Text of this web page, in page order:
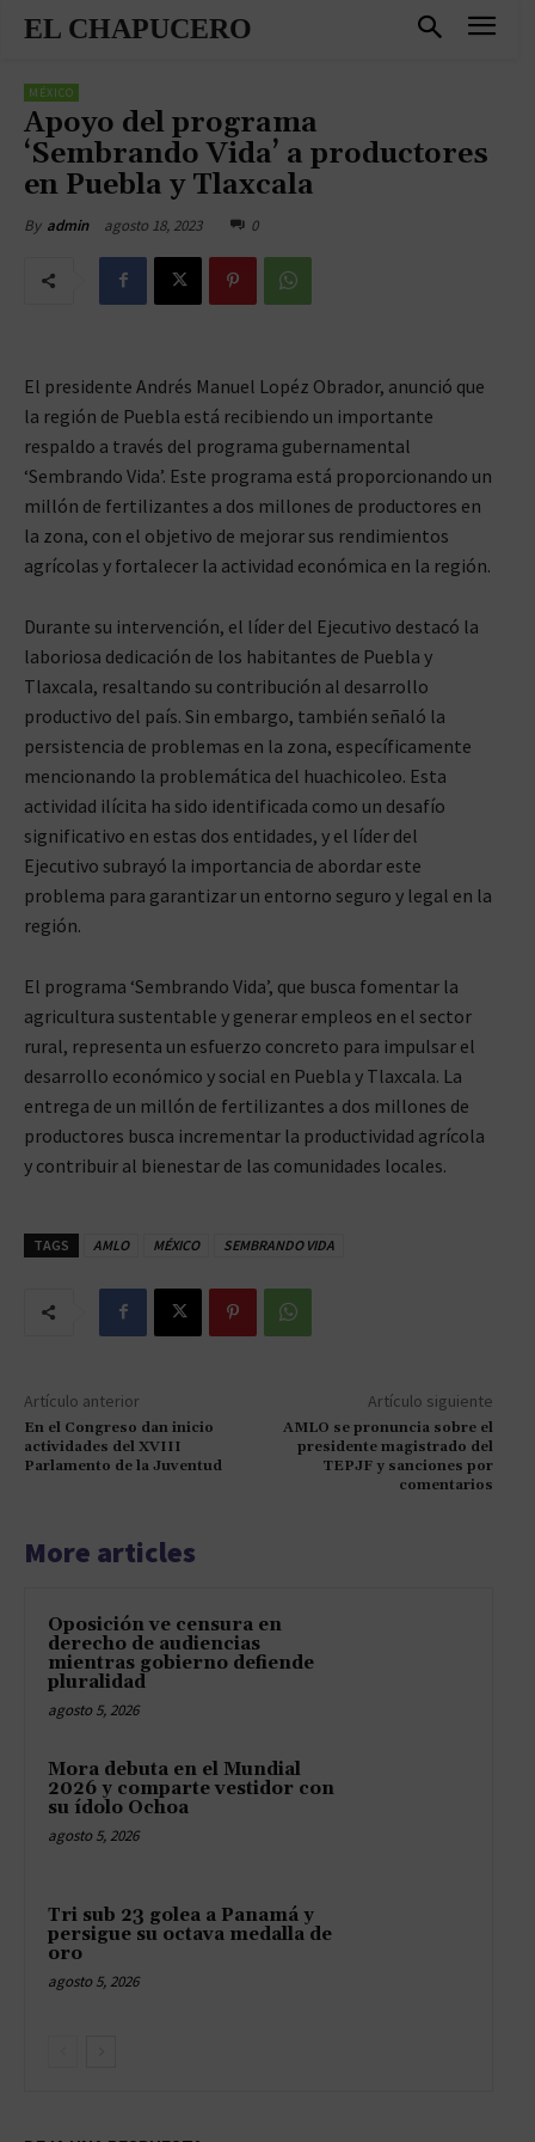
EL CHAPUCERO
MÉXICO
Apoyo del programa
‘Sembrando Vida’ a productores
en Puebla y Tlaxcala
By admin agosto 18, 2023 0
El presidente Andrés Manuel Lopéz Obrador, anunció que
la región de Puebla está recibiendo un importante
respaldo a través del programa gubernamental
‘Sembrando Vida’. Este programa está proporcionando un
millón de fertilizantes a dos millones de productores en
la zona, con el objetivo de mejorar sus rendimientos
agrícolas y fortalecer la actividad económica en la región.
Durante su intervención, el líder del Ejecutivo destacó la
laboriosa dedicación de los habitantes de Puebla y
Tlaxcala, resaltando su contribución al desarrollo
productivo del país. Sin embargo, también señaló la
persistencia de problemas en la zona, específicamente
mencionando la problemática del huachicoleo. Esta
actividad ilícita ha sido identificada como un desafío
significativo en estas dos entidades, y el líder del
Ejecutivo subrayó la importancia de abordar este
problema para garantizar un entorno seguro y legal en la
región.
El programa ‘Sembrando Vida’, que busca fomentar la
agricultura sustentable y generar empleos en el sector
rural, representa un esfuerzo concreto para impulsar el
desarrollo económico y social en Puebla y Tlaxcala. La
entrega de un millón de fertilizantes a dos millones de
productores busca incrementar la productividad agrícola
y contribuir al bienestar de las comunidades locales.
TAGS AMLO MÉXICO SEMBRANDO VIDA
Artículo anterior
En el Congreso dan inicio
actividades del XVIII
Parlamento de la Juventud
Artículo siguiente
AMLO se pronuncia sobre el
presidente magistrado del
TEPJF y sanciones por
comentarios
More articles
Oposición ve censura en
derecho de audiencias
mientras gobierno defiende
pluralidad
agosto 5, 2026
Mora debuta en el Mundial
2026 y comparte vestidor con
su ídolo Ochoa
agosto 5, 2026
Tri sub 23 golea a Panamá y
persigue su octava medalla de
oro
agosto 5, 2026